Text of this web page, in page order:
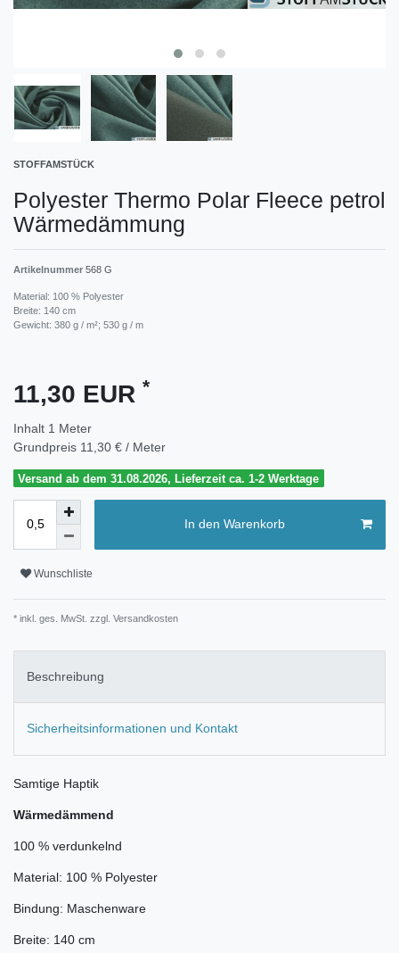
STOFFAMSTÜCK
Polyester Thermo Polar Fleece petrol
Wärmedämmung
Artikelnummer 568 G
Material: 100 % Polyester
Breite: 140 cm
Gewicht: 380 g / m²; 530 g / m
11,30 EUR *
Inhalt 1 Meter
Grundpreis 11,30 € / Meter
Versand ab dem 31.08.2026, Lieferzeit ca. 1-2 Werktage
In den Warenkorb
Wunschliste
* inkl. ges. MwSt. zzgl. Versandkosten
Beschreibung
Sicherheitsinformationen und Kontakt
Samtige Haptik
Wärmedämmend
100 % verdunkelnd
Material: 100 % Polyester
Bindung: Maschenware
Breite: 140 cm